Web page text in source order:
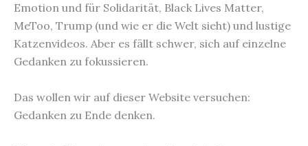
Emotion und für Solidarität, Black Lives Matter,
MeToo, Trump (und wie er die Welt sieht) und lustige
Katzenvideos. Aber es fällt schwer, sich auf einzelne
Gedanken zu fokussieren.
Das wollen wir auf dieser Website versuchen:
Gedanken zu Ende denken.